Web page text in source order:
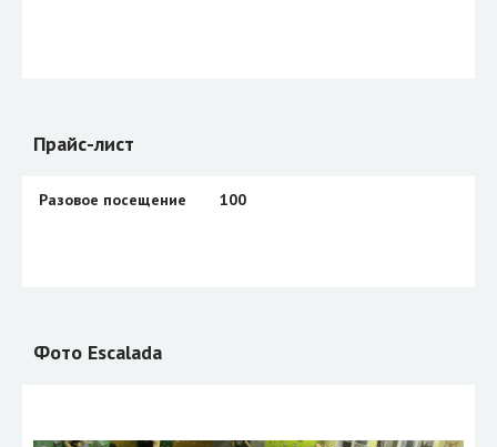
Прайс-лист
Разовое посещение 100
Фото Escalada